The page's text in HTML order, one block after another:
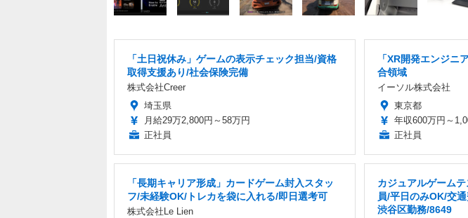
「土日祝休み」ゲームの表示チェック担当/資格
取得支援あり/社会保険完備
株式会社Creer
埼玉県
月給29万2,800円～58万円
正社員
「XR開発エンジニ
合領域
イーソル株式会社
東京都
年収600万円～
正社員
「長期キャリア形成」カードゲーム封入スタッ
フ/未経験OK/トレカを袋に入れる/即日選考可
株式会社Le Lien
カジュアルゲーム
員/平日のみOK/交
渋谷区勤務/8649